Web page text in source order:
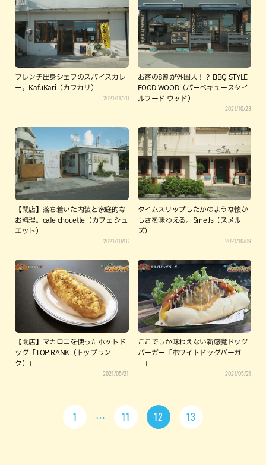
フレンチ出身シェフのスパイスカレ
ー。KafuKari（カフカリ）
2021/11/20
お客の8割が外国人！？ BBQ STYLE
FOOD WOOD（バーベキュースタイ
ルフード ウッド）
2021/10/23
【閉店】落ち着いた内装と家庭的な
お料理。cafe chouette（カフェ シュ
エット）
2021/10/16
タイムスリップしたかのような懐か
しさを味わえる。Smells（スメル
ズ）
2021/10/09
【閉店】マカロニを使ったホットド
ッグ「TOP RANK（トップラン
ク）」
2021/05/21
ここでしか味わえない新感覚ドッグ
バーガー「ホワイトドッグバーガ
ー」
2021/05/21
1 11 12 13